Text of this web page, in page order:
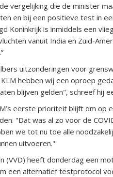
vergelijking die de minister
en bij een positieve test in
Koninkrijk is inmiddels een
vanuit India en Zuid-
uitzonderingen voor
hebben wij een oproep
blijven gelden", schreef hij
eerste prioriteit blijft om op
"Dat was al zo voor de
we tot nu toe alle
uitvoeren."
(VVD) heeft donderdag een
een alternatief testprotocol